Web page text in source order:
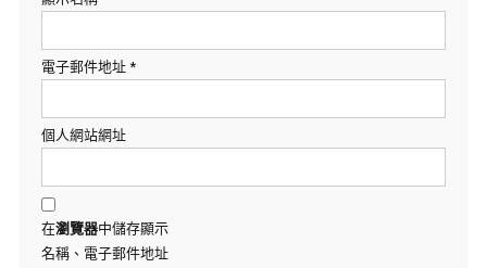
電子郵件地址 *
個人網站網址
在瀏覽器中儲存顯示
名稱、電子郵件地址